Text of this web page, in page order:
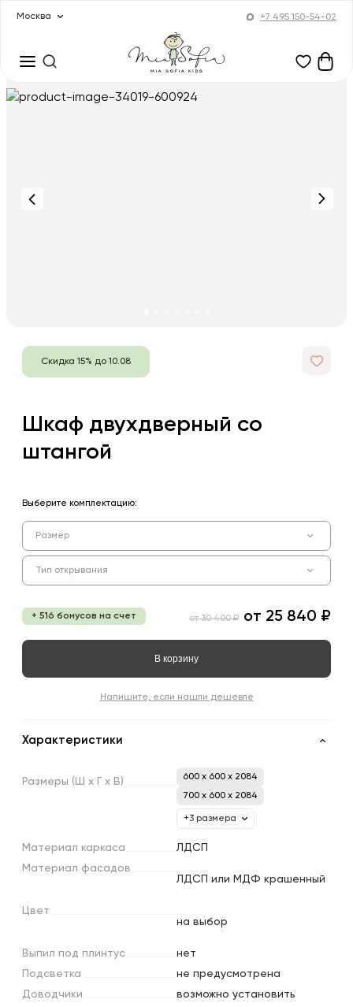
Москва +7 495 150-54-02
Скидка 15% до 10.08
Шкаф двухдверный со
штангой
Выберите комплектацию:
Размер
Тип открывания
+ 516 бонусов на счет от30 400 ₽ от 25 840 ₽
В корзину
Напишите, если нашли дешевле
Характеристики
Размеры (Ш х х В)
600 x 600 x 2084
700 x 600 x 2084
+3 размера
Материал каркаса
ЛДСП
Материал фасадов
ЛДСП или МДФ крашенный
Цвет
на выбор
Выпил под плинтус
нет
Подсветка
не предусмотрена
Доводчики
возможно установить